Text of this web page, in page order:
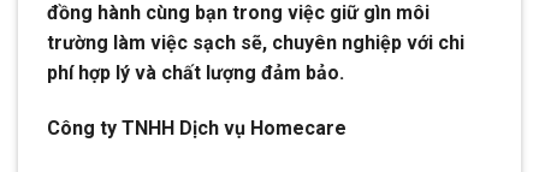
đồng hành cùng bạn trong việc giữ gìn môi
trường làm việc sạch sẽ, chuyên nghiệp với chi
phí hợp lý và chất lượng đảm bảo.
Công ty TNHH Dịch vụ Homecare